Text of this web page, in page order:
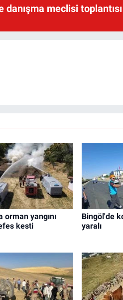
danışma meclisi
orman yangını
kesti
Bingöl'de
yaralı